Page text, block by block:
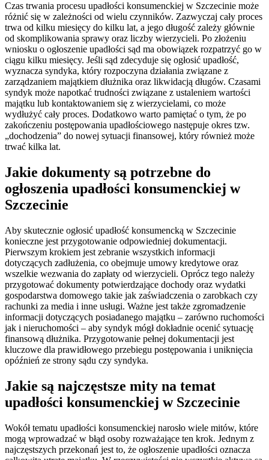
Czas trwania procesu upadłości konsumenckiej w Szczecinie może
różnić się w zależności od wielu czynników. Zazwyczaj cały proces
trwa od kilku miesięcy do kilku lat, a jego długość zależy głównie
od skomplikowania sprawy oraz liczby wierzycieli. Po złożeniu
wniosku o ogłoszenie upadłości sąd ma obowiązek rozpatrzyć go w
ciągu kilku miesięcy. Jeśli sąd zdecyduje się ogłosić upadłość,
wyznacza syndyka, który rozpoczyna działania związane z
zarządzaniem majątkiem dłużnika oraz likwidacją długów. Czasami
syndyk może napotkać trudności związane z ustaleniem wartości
majątku lub kontaktowaniem się z wierzycielami, co może
wydłużyć cały proces. Dodatkowo warto pamiętać o tym, że po
zakończeniu postępowania upadłościowego następuje okres tzw.
„dochodzenia” do nowej sytuacji finansowej, który również może
trwać kilka lat.
Jakie dokumenty są potrzebne do
ogłoszenia upadłości konsumenckiej w
Szczecinie
Aby skutecznie ogłosić upadłość konsumencką w Szczecinie
konieczne jest przygotowanie odpowiedniej dokumentacji.
Pierwszym krokiem jest zebranie wszystkich informacji
dotyczących zadłużenia, co obejmuje umowy kredytowe oraz
wszelkie wezwania do zapłaty od wierzycieli. Oprócz tego należy
przygotować dokumenty potwierdzające dochody oraz wydatki
gospodarstwa domowego takie jak zaświadczenia o zarobkach czy
rachunki za media i inne usługi. Ważne jest także zgromadzenie
informacji dotyczących posiadanego majątku – zarówno ruchomości
jak i nieruchomości – aby syndyk mógł dokładnie ocenić sytuację
finansową dłużnika. Przygotowanie pełnej dokumentacji jest
kluczowe dla prawidłowego przebiegu postępowania i uniknięcia
opóźnień ze strony sądu czy syndyka.
Jakie są najczęstsze mity na temat
upadłości konsumenckiej w Szczecinie
Wokół tematu upadłości konsumenckiej narosło wiele mitów, które
mogą wprowadzać w błąd osoby rozważające ten krok. Jednym z
najczęstszych przekonań jest to, że ogłoszenie upadłości oznacza